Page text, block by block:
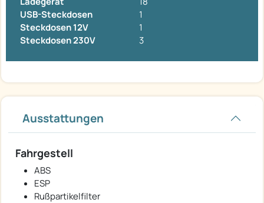
USB-Steckdosen
1
Steckdosen 12V
1
Steckdosen 230V
3
Ausstattungen
Fahrgestell
ABS
ESP
Rußpartikelfilter